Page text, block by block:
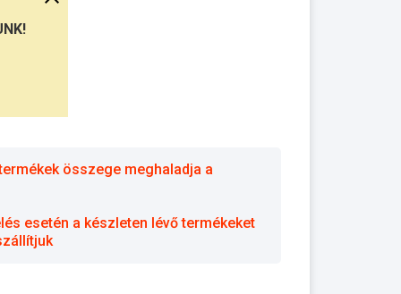
összege meghaladja a
esetén a készleten lévő termékeket